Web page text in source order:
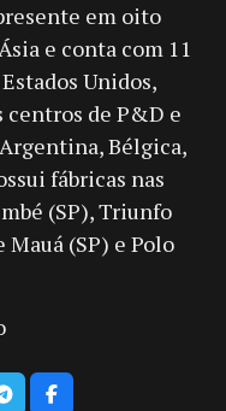
em oito
e conta com 11
Unidos,
centros de P&D e
Bélgica,
fábricas nas
(SP), Triunfo
(SP) e Polo